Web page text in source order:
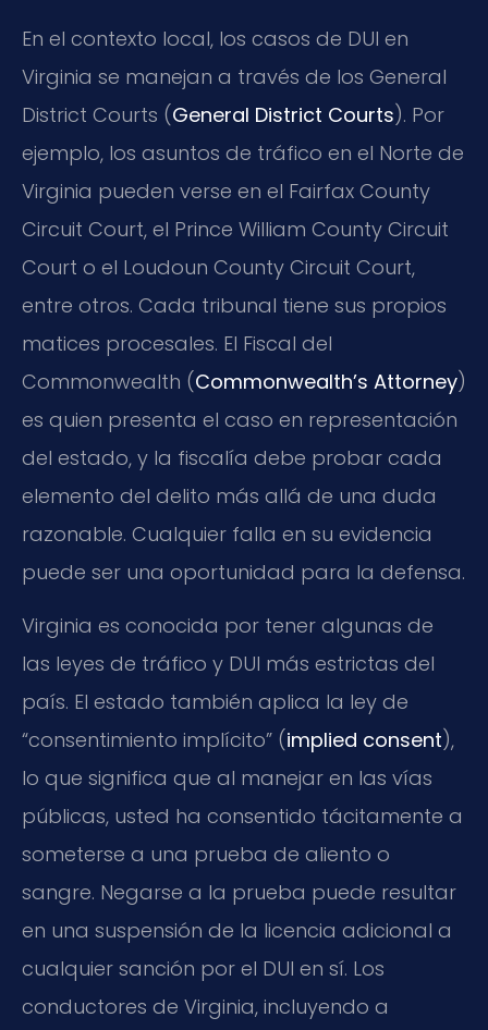
En el contexto local, los casos de DUI en
Virginia se manejan a través de los General
District Courts (General District Courts). Por
ejemplo, los asuntos de tráfico en el Norte de
Virginia pueden verse en el Fairfax County
Circuit Court, el Prince William County Circuit
Court o el Loudoun County Circuit Court,
entre otros. Cada tribunal tiene sus propios
matices procesales. El Fiscal del
Commonwealth (Commonwealth’s Attorney)
es quien presenta el caso en representación
del estado, y la fiscalía debe probar cada
elemento del delito más allá de una duda
razonable. Cualquier falla en su evidencia
puede ser una oportunidad para la defensa.
Virginia es conocida por tener algunas de
las leyes de tráfico y DUI más estrictas del
país. El estado también aplica la ley de
“consentimiento implícito” (implied consent),
lo que significa que al manejar en las vías
públicas, usted ha consentido tácitamente a
someterse a una prueba de aliento o
sangre. Negarse a la prueba puede resultar
en una suspensión de la licencia adicional a
cualquier sanción por el DUI en sí. Los
conductores de Virginia, incluyendo a